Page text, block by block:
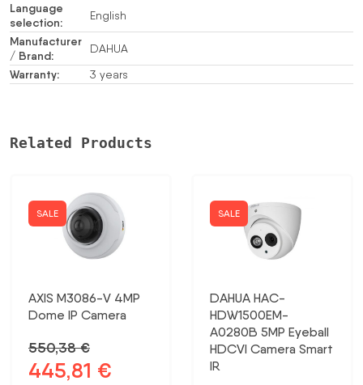
Language
selection:
English
Manufacturer
/ Brand:
DAHUA
Warranty: 3 years
Related Products
SALE
AXIS M3086-V 4MP
Dome IP Camera
550,38€
Original
445,81 €
SALE
DAHUA HAC-
HDW1500EM-
A0280B 5MP Eyeball
HDCVI Camera Smart
IR